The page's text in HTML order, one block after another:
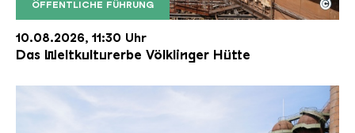
ÖFFENTLICHE FÜHRUNG
Der Erzschrägaufzug der Völklinger Hütte mit
Copyright: Weltkulturerbe Völklinger Hütte | Karl
©
10.08.2026, 11:30 Uhr
Das Weltkulturerbe Völklinger Hütte